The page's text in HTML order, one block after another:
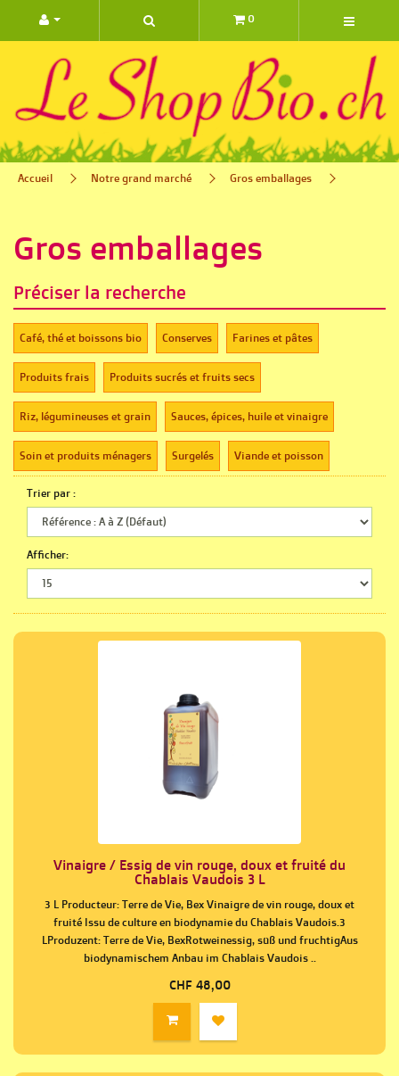
0
Accueil Notre grand marché Gros emballages
Gros emballages
Préciser la recherche
Café, thé et boissons bio‎ Conserves‎ Farines et pâtes‎
Produits frais‎ Produits sucrés et fruits secs‎
Riz, légumineuses et grain‎ Sauces, épices, huile et vinaigre‎
Soin et produits ménagers‎ Surgelés‎ Viande et poisson‎
Trier par :
Afficher:
Vinaigre / Essig de vin rouge, doux et fruité du
Chablais Vaudois 3 L
3 L Producteur: Terre de Vie, Bex Vinaigre de vin rouge, doux et
fruité Issu de culture en biodynamie du Chablais Vaudois.3
LProduzent: Terre de Vie, BexRotweinessig, süß und fruchtigAus
biodynamischem Anbau im Chablais Vaudois ..
CHF 48,00